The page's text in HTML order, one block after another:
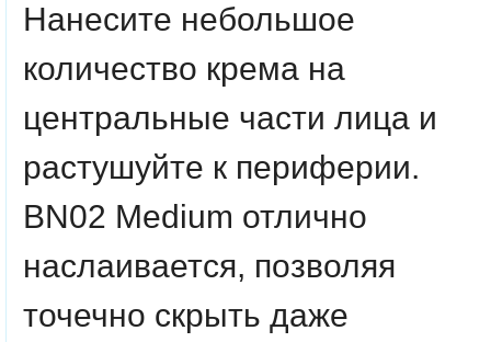
Нанесите небольшое
количество крема на
центральные части лица и
растушуйте к периферии.
BN02 Medium отлично
наслаивается, позволяя
точечно скрыть даже